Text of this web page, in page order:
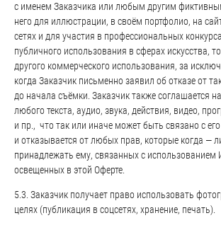
с именем Заказчика или любым другим
него для иллюстрации, в своём портфолио, на
сетях и для участия в профессиональных
публичного использования в сферах искусства,
другого коммерческого использования, за
когда Заказчик письменно заявил об отказе от
до начала съёмки. Заказчик также соглашается
любого текста, аудио, звука, действия, видео,
и пр., что так или иначе может быть связано с
и отказывается от любых прав, которые когда —
принадлежать ему, связанных с использованием
освещенных в этой Оферте.
5.3. Заказчик получает право использовать
целях (публикация в соцсетях, хранение, печать).